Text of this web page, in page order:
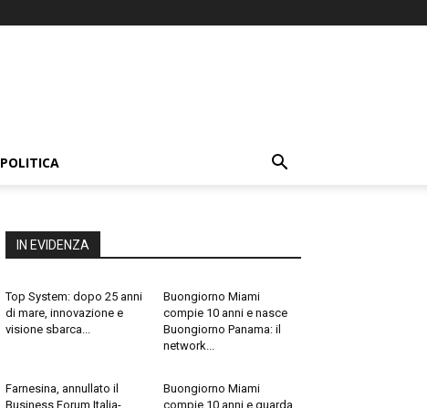
POLITICA
IN EVIDENZA
Top System: dopo 25 anni
di mare, innovazione e
visione sbarca...
Buongiorno Miami
compie 10 anni e nasce
Buongiorno Panama: il
network...
Farnesina, annullato il
Business Forum Italia-
Buongiorno Miami
compie 10 anni e guarda